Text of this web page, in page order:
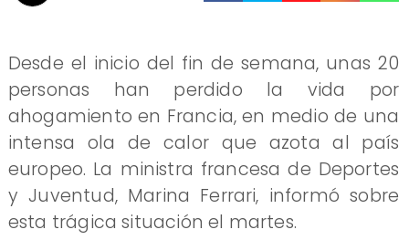
Desde el inicio del fin de semana, unas 20
personas han perdido la vida por
ahogamiento en Francia, en medio de una
intensa ola de calor que azota al país
europeo. La ministra francesa de Deportes
y Juventud, Marina Ferrari, informó sobre
esta trágica situación el martes.